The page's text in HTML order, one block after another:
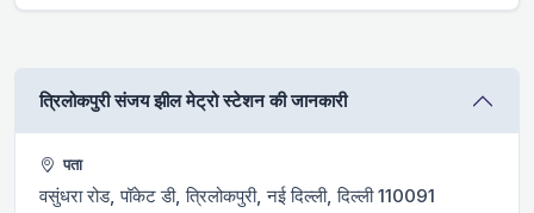
त्रिलोकपुरी संजय झील मेट्रो स्टेशन की जानकारी
पता
वसुंधरा रोड, पॉकेट डी, त्रिलोकपुरी, नई दिल्ली, दिल्ली 110091